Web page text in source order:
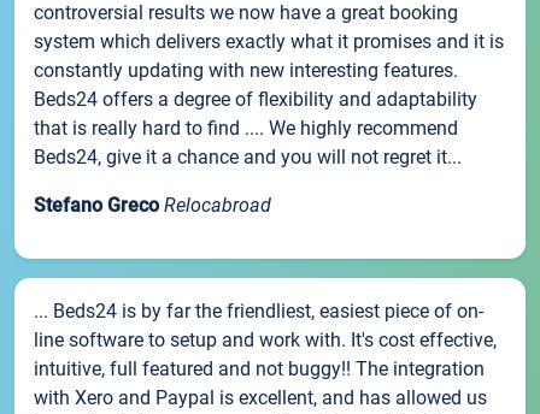
controversial results we now have a great booking
system which delivers exactly what it promises and it is
constantly updating with new interesting features.
Beds24 offers a degree of flexibility and adaptability
that is really hard to find .... We highly recommend
Beds24, give it a chance and you will not regret it...
Stefano Greco Relocabroad
... Beds24 is by far the friendliest, easiest piece of on-
line software to setup and work with. It's cost effective,
intuitive, full featured and not buggy!! The integration
with Xero and Paypal is excellent, and has allowed us